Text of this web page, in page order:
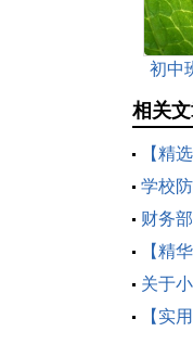
初中
相关
【精
学校
财务
【精
关于
【实